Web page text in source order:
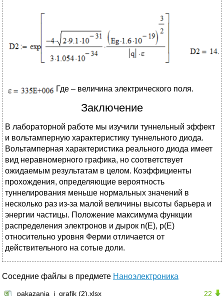
Где – величина электрического поля.
Заключение
В лабораторной работе мы изучили туннельный эффект
и вольтамперную характеристику туннельного диода.
Вольтамперная характеристика реального диода имеет
вид неравномерного графика, но соответствует
ожидаемым результатам в целом. Коэффициенты
прохождения, определяющие вероятность
туннелирования меньше нормальных значений в
несколько раз из-за малой величины высоты барьера и
энергии частицы. Положение максимума функции
распределения электронов и дырок n(Е), p(Е)
относительно уровня Ферми отличается от
действительного на сотые доли.
Соседние файлы в предмете Наноэлектроника
22
pakazania_i_grafik (2).xlsx